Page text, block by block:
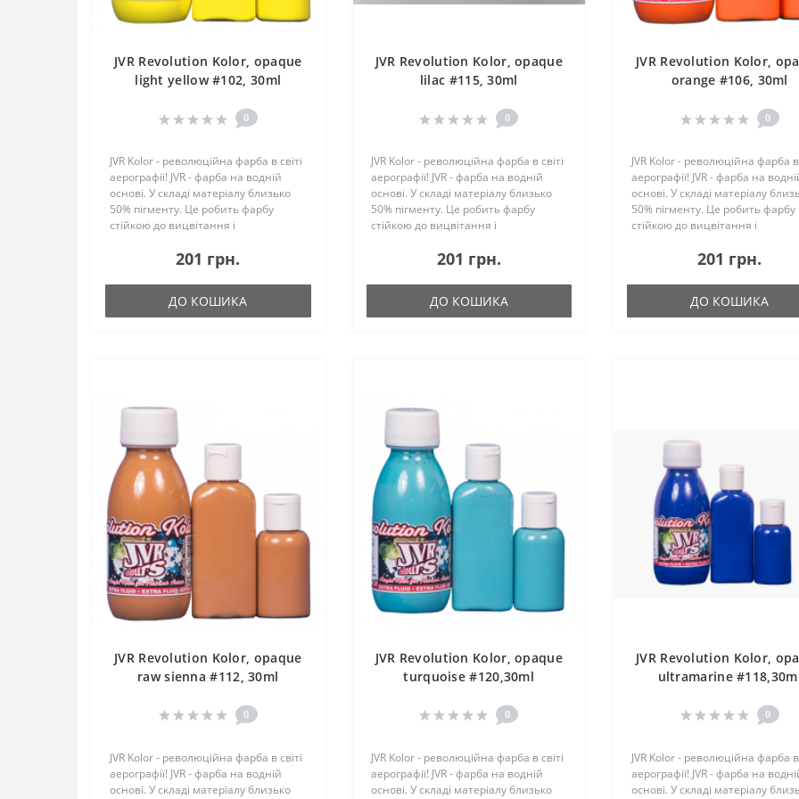
JVR Revolution Kolor, opaque
light yellow #102, 30ml
0
JVR Kolor - революційна фарба в світі
аерографії! JVR - фарба на водній
основі. У складі матеріалу близько
50% пігменту. Це робить фарбу
стійкою до вицвітання і
особливістю JVR є те, що до складу не
201 грн.
ДО КОШИКА
JVR Revolution Kolor, opaque
lilac #115, 30ml
0
JVR Kolor - революційна фарба в світі
аерографії! JVR - фарба на водній
основі. У складі матеріалу близько
50% пігменту. Це робить фарбу
стійкою до вицвітання і
особливістю JVR є те, що до складу не
201 грн.
ДО КОШИКА
JVR Revolution Kolor,
orange #106, 30ml
0
JVR Kolor - революційна фарба в
аерографії! JVR - фарба на
основі. У складі матеріалу
50% пігменту. Це робить фарбу
стійкою до вицвітання і
особливістю JVR є те, що до
201 грн.
ДО КОШИКА
JVR Revolution Kolor, opaque
raw sienna #112, 30ml
0
JVR Kolor - революційна фарба в світі
аерографії! JVR - фарба на водній
основі. У складі матеріалу близько
JVR Revolution Kolor, opaque
turquoise #120,30ml
0
JVR Kolor - революційна фарба в світі
аерографії! JVR - фарба на водній
основі. У складі матеріалу близько
JVR Revolution Kolor,
ultramarine
0
JVR Kolor - революційна фарба в
аерографії! JVR - фарба на
основі. У складі матеріалу